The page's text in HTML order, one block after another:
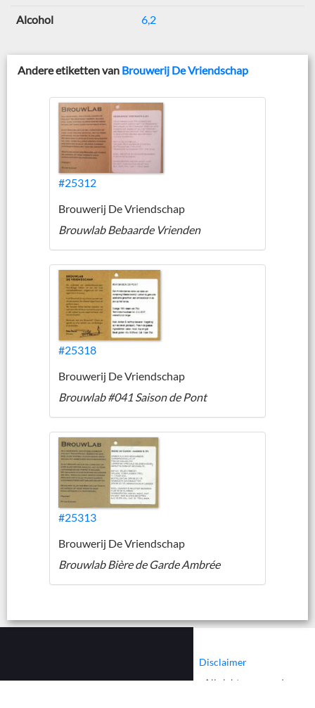
Alcohol 6,2
Andere etiketten van Brouwerij De Vriendschap
#25312
Brouwerij De Vriendschap
Brouwlab Bebaarde Vrienden
#25318
Brouwerij De Vriendschap
Brouwlab #041 Saison de Pont
#25313
Brouwerij De Vriendschap
Brouwlab Bière de Garde Ambrée
Disclaimer
© 2002 - 2026 :: www.bieretiketten.nl :: All rights reserved.